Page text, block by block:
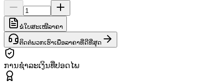
ຂໍໃບສະເໜີລາຄາ
ຕິດຕໍ່ພວກເຮົາເພື່ອລາຄາທີ່ດີທີ່ສຸດ
ການຊຳລະເງິນທີ່ປອດໄພ